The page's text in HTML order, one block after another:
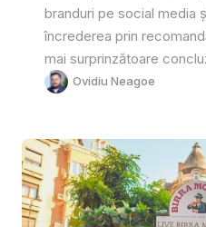
branduri pe social media
încrederea prin
mai surprinzătoare
Ovidiu Neagoe